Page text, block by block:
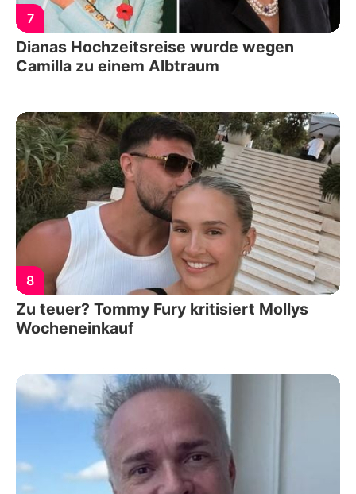
7
Dianas Hochzeitsreise wurde wegen
Camilla zu einem Albtraum
8
Zu teuer? Tommy Fury kritisiert Mollys
Wocheneinkauf